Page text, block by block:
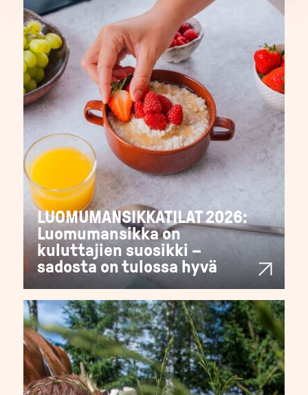
LUOMUMANSIKKATILAT 2026:
Luomumansikka on
kuluttajien suosikki –
sadosta on tulossa hyvä